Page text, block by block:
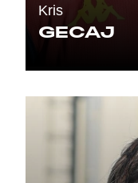
Kris
GECAJ